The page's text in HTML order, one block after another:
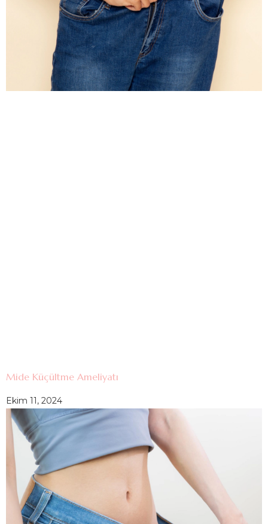
Mide Küçültme Ameliyatı
Ekim 11, 2024